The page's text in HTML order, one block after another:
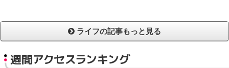
ライフの記事もっと見る
週間アクセスランキング